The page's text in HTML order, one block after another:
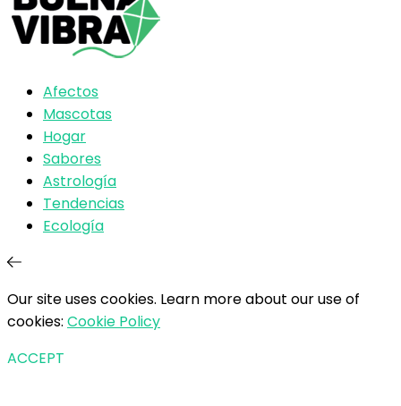
Afectos
Mascotas
Hogar
Sabores
Astrología
Tendencias
Ecología
Our site uses cookies. Learn more about our use of
cookies: Cookie Policy
ACCEPT